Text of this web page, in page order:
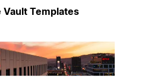
Vault Templates